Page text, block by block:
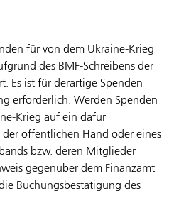
für von dem Ukraine-Krieg
des BMF-Schreibens der
Es ist für derartige Spenden
erforderlich. Werden Spenden
Krieg auf ein dafür
öffentlichen Hand oder eines
bzw. deren Mitglieder
gegenüber dem Finanzamt
Buchungsbestätigung des